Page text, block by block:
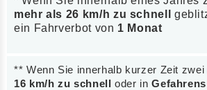
mehr als 26 km/h zu schnell
ein Fahrverbot von 1 Monat
** Wenn Sie innerhalb kurzer Zeit
16 km/h zu schnell oder in